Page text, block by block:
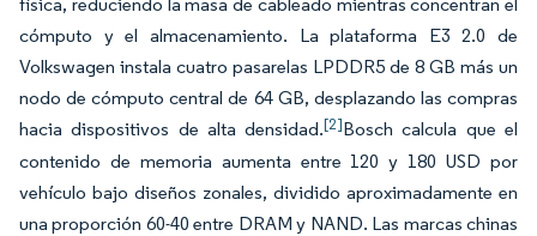
cómputo y el almacenamiento. La plataforma E3 2.0 de
Volkswagen instala cuatro pasarelas LPDDR5 de 8 GB más un
nodo de cómputo central de 64 GB, desplazando las compras
hacia dispositivos de alta densidad.[2]Bosch calcula que el
contenido de memoria aumenta entre 120 y 180 USD por
vehículo bajo diseños zonales, dividido aproximadamente en
una proporción 60-40 entre DRAM y NAND. Las marcas chinas